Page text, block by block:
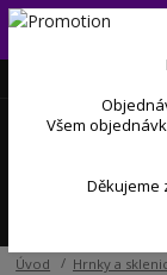
Od 3. do 9. 8.
během
Úvod Hrnky a
Všem